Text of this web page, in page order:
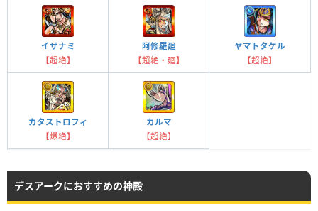
イザナミ
【超絶】
阿修羅廻
【超絶・廻】
ヤマトタケル
【超絶】
カタストロフィ
【爆絶】
カルマ
【超絶】
デスアークにおすすめの神殿